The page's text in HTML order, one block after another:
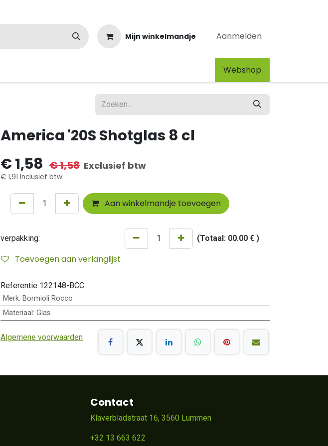
Mijn winkelmandje Aanmelden
Webshop​
America '20S Shotglas 8 cl
€ 1,58 €1,58 Exclusief btw
€ 1,91 Inclusief btw
Aan winkelmandje toevoegen
verpakking: (Totaal: 00.00 € )
Toevoegen aan verlanglijst
Referentie 122148-BCC
Merk: Bormioli Rocco
Materiaal : Glas
Algemene voorwaarden
Contact
Klaverbladstraat 16, 3560 Lummen
+32 13 663 622